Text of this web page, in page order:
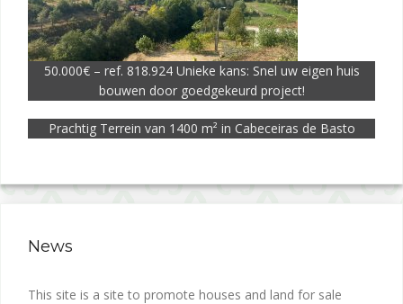
50.000€ – ref. 818.924 Unieke kans: Snel uw eigen huis
bouwen door goedgekeurd project!
Prachtig Terrein van 1400 m² in Cabeceiras de Basto
News
This site is a site to promote houses and land for sale